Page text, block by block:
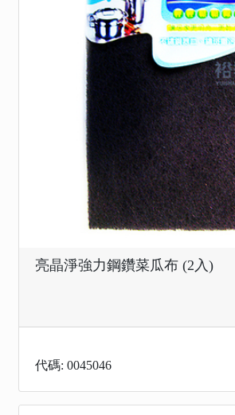
亮晶淨強力鋼鑽菜瓜布 (2入)
代碼: 0045046